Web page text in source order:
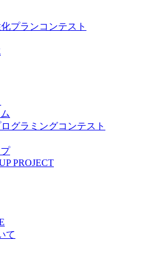
プランコンテスト
グラミングコンテスト
PROJECT
て